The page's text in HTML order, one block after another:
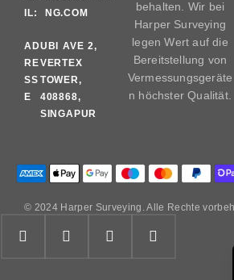
IL:
NG.COM
AD
RE
SS
E
UBI AVE 2,
VERTEX
TOWER,
408868,
SINGAPUR
behalten. Wir bei
Harper Surveying
legen Wert auf die
Bereitstellung von
Vermessungsgeräte
n höchster Qualität.
© 2024 Harper Surveying. Alle Rechte